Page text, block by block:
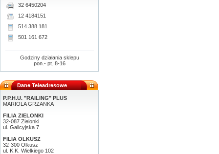
32 6450204
12 4184151
514 388 181
501 161 672
Godziny działania sklepu
pon.- pt. 8-16
Dane Teleadresowe
P.P.H.U. "RAILING" PLUS
MARIOLA GRZANKA
FILIA ZIELONKI
32-087 Zielonki
ul. Galicyjska 7
FILIA OLKUSZ
32-300 Olkusz
ul. K.K. Wielkiego 102